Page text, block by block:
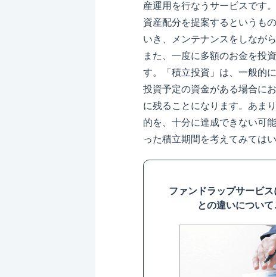
産運用を行なうサービスです
資産配分を提案するというも
いき、メンテナンスをしなが
また、一度に多額のお金を投
す。「積立投資」は、一般的
投資予定の資金がある場合に
に残ることになります。あま
的を、十分に達成できない可
った積立期間を考えてみては
ファンドラップサービ
との違いについて